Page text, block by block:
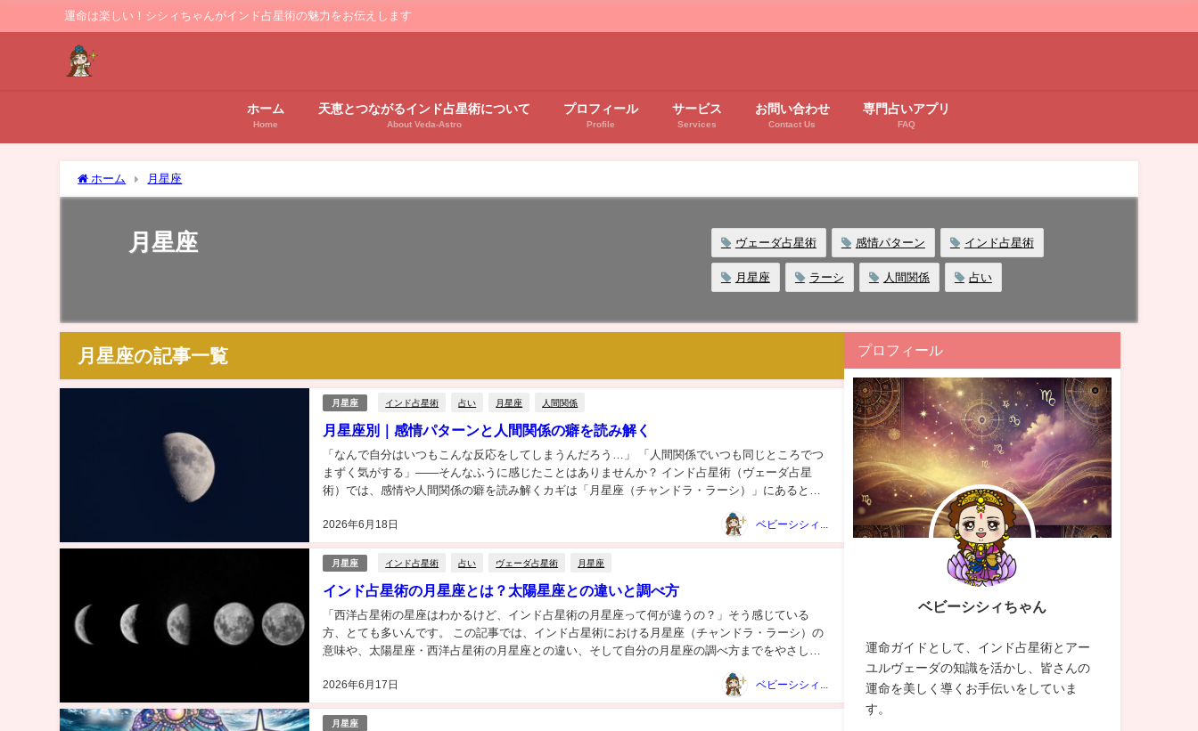
運命は楽しい！シシィちゃんがインド占星術の魅力をお伝えします
ホーム
Home
天恵とつながるインド占星術について
About Veda-Astro
プロフィール
Profile
サービス
Services
お問い合わせ
Contact Us
専門占いアプリ
FAQ
ホーム 月星座
月星座 ヴェーダ占星術 感情パターン インド占星術
月星座 ラーシ 人間関係 占い
月星座の記事一覧
月星座 インド占星術 占い 月星座 人間関係
月星座別｜感情パターンと人間関係の癖を読み解く
2026年6月18日
「なんで自分はいつもこんな反応をしてしまうんだろう…」 「人間関係でいつも同じところでつ
まずく気がする」——そんなふうに感じたことはありませんか？ インド占星術（ヴェーダ占星
術）では、感情や人間関係の癖を読み解くカギは「月星座（チャンドラ・ラーシ）」にあると考
月星座 インド占星術 占い ヴェーダ占星術 月星座
インド占星術の月星座とは？太陽星座との違いと調べ方
2026年6月17日
「西洋占星術の星座はわかるけど、インド占星術の月星座って何が違うの？」そう感じている
方、とても多いんです。 この記事では、インド占星術における月星座（チャンドラ・ラーシ）の
意味や、太陽星座・西洋占星術の月星座との違い、そして自分の月星座の調べ方までをやさしく
月星座
プロフィール
ベビーシシィちゃん
運命ガイドとして、インド占星術とアー
ユルヴェーダの知識を活かし、皆さんの
運命を美しく導くお手伝いをしていま
す。